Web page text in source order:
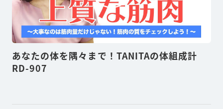
あなたの体を隅々まで！TANITAの体組成計
RD-907